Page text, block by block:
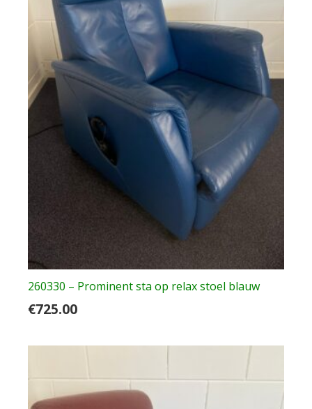
260330 – Prominent sta op relax stoel blauw
€725.00